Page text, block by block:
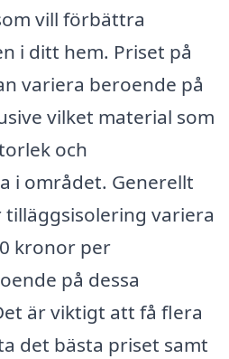
vill förbättra
i ditt hem. Priset på
variera beroende på
vilket material som
och
i området. Generellt
variera
kronor per
på dessa
är viktigt att få flera
det bästa priset samt